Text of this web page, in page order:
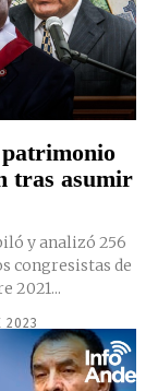
tras asumir
y analizó 256
congresistas de
2021...
2023